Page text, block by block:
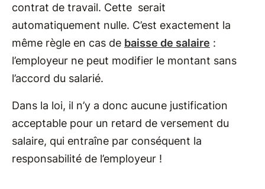
contrat de travail. Cette serait
automatiquement nulle. C’est exactement la
même règle en cas de baisse de salaire :
l’employeur ne peut modifier le montant sans
l’accord du salarié.
Dans la loi, il n’y a donc aucune justification
acceptable pour un retard de versement du
salaire, qui entraîne par conséquent la
responsabilité de l’employeur !